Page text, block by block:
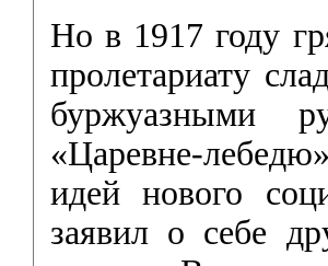
Но в 1917 году
пролетариату
буржуазными
«Царевне-
идей нового
заявил о себе